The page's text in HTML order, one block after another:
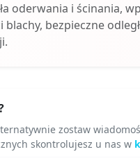
oderwania i ścinania,
bezpieczne
zostaw
skontrolujesz u nas w